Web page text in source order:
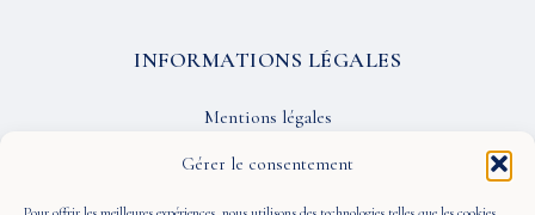
Gérer le consentement
INFORMATIONS LÉGALES
Mentions légales
Confidentialité
CGU